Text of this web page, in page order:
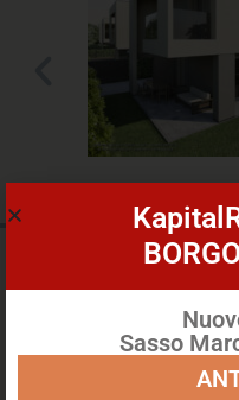
VILLA, CASTEL
Via Giacomo
14 Locali
Sasso